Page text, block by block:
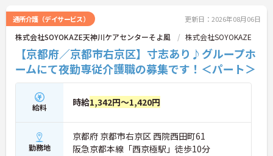
通所介護（デイサービス） 更新日：2026年08月06日
株式会社SOYOKAZE天神川ケアセンターそよ風 株式会社SOYOKAZE
【京都府／京都市右京区】寸志あり♪グループホ
ームにて夜勤専従介護職の募集です！＜パート＞
給料 時給1,342円～1,420円
勤務地
京都府 京都市右京区 西院西田町61
阪急京都本線「西京極駅」徒歩10分